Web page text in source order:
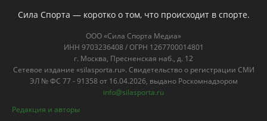
Сила Спорта — коротко о том, что происходит в спорте.
ООО «Сила Спорта Медиа»
ИНН 9703236408 / ОГРН 1267700014801
г. Москва, Пресненская наб., д. 12
Сетевое издание «silasporta.ru». Свидетельство о регистрации СМИ
ЭЛ № ФС 77 - 91358 от 16.04.2026, выдано Роскомнадзором
info@silasporta.ru
Редакция и авторы